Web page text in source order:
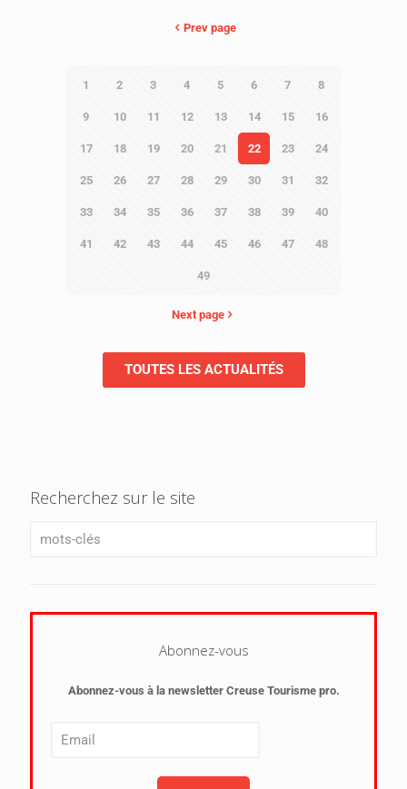
Prev page
1 2 3 4 5 6 7 8
9 10 11 12 13 14 15 16
17 18 19 20 21 22 23 24
25 26 27 28 29 30 31 32
33 34 35 36 37 38 39 40
41 42 43 44 45 46 47 48
49
Next page
TOUTES LES ACTUALITÉS
Recherchez sur le site
Abonnez-vous
Abonnez-vous à la newsletter Creuse Tourisme pro.